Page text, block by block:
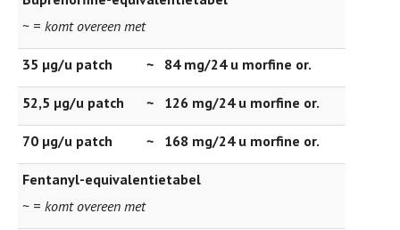
~ = komt overeen met
35 µg/u patch ~ 84 mg/24 u morfine or.
52,5 µg/u patch ~ 126 mg/24 u morfine or.
70 µg/u patch ~ 168 mg/24 u morfine or.
Fentanyl-equivalentietabel
~ = komt overeen met